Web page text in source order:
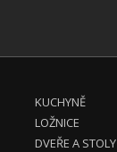
KUCHYNĚ
LOŽNICE
DVEŘE A STOLY